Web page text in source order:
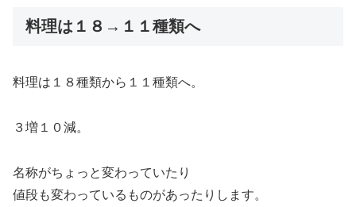
料理は１８→１１種類へ
料理は１８種類から１１種類へ。
３増１０減。
名称がちょっと変わっていたり
値段も変わっているものがあったりします。